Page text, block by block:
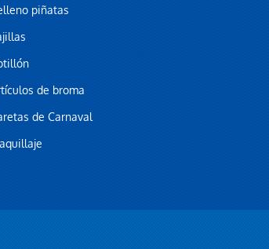
piñatas
de broma
de Carnaval